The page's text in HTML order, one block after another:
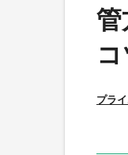
管
プラ